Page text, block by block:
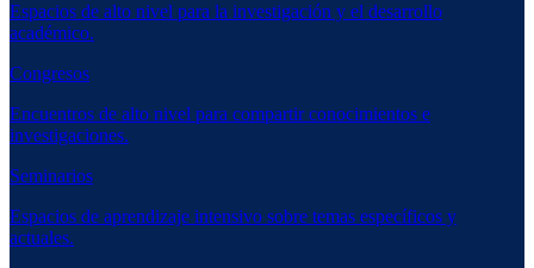
Espacios de alto nivel para la investigación y el desarrollo
académico.
Congresos
Encuentros de alto nivel para compartir conocimientos e
investigaciones.
Seminarios
Espacios de aprendizaje intensivo sobre temas específicos y
actuales.